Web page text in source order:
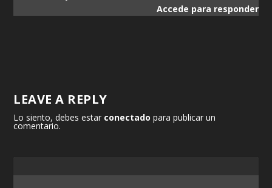
Accede para responder
LEAVE A REPLY
Lo siento, debes estar conectado para publicar un
comentario.